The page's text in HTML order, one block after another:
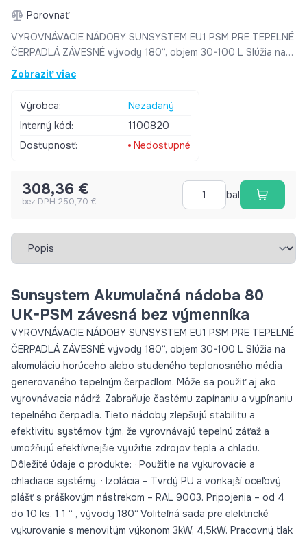
Porovnať
VYROVNÁVACIE NÁDOBY SUNSYSTEM EU1 PSM PRE TEPELNÉ
ČERPADLÁ ZÁVESNÉ vývody 180“, objem 30-100 L Slúžia na
akumuláciu horúceho alebo studeného teplonosného média
generovaného tepelným čerpadlom. Môže sa použiť aj ako
tepelného čerpadla. Tieto nádoby zlepšujú stabilitu a
efektivitu systémov tým, že vyrovnávajú tepelnú záťaž a
umožňujú efektívnejšie využitie zdrojov tepla a chladu.
plášť s práškovým nástrekom – RAL 9003. Pripojenia – od 4
do 10 ks. 1 1 “ , vývody 180“ Voliteľná sada pre elektrické
– 6 bar. Rozsah prevádzkových teplôt – 7 – 95°? Predlžuje
životnosť vykurovacích systémov tým, že znižuje počet
zapnutí a vypnutí. Nádoby sú bez vnútorného smaltu.
Zobraziť viac
Výrobca:
Nezadaný
Interný kód:
1100820
Dostupnosť:
Nedostupné
308,36 €
bez DPH 250,70 €
bal
Vybrať záložku
Sunsystem Akumulačná nádoba 80
UK-PSM závesná bez výmenníka
VYROVNÁVACIE NÁDOBY SUNSYSTEM EU1 PSM PRE TEPELNÉ
ČERPADLÁ ZÁVESNÉ vývody 180“, objem 30-100 L Slúžia na
akumuláciu horúceho alebo studeného teplonosného média
generovaného tepelným čerpadlom. Môže sa použiť aj ako
vyrovnávacia nádrž. Zabraňuje častému zapínaniu a vypínaniu
tepelného čerpadla. Tieto nádoby zlepšujú stabilitu a
efektivitu systémov tým, že vyrovnávajú tepelnú záťaž a
umožňujú efektívnejšie využitie zdrojov tepla a chladu.
Dôležité údaje o produkte: · Použitie na vykurovacie a
chladiace systémy. · Izolácia – Tvrdý PU a vonkajší oceľový
plášť s práškovým nástrekom – RAL 9003. Pripojenia – od 4
do 10 ks. 1 1 “ , vývody 180“ Voliteľná sada pre elektrické
vykurovanie s menovitým výkonom 3kW, 4,5kW. Pracovný tlak